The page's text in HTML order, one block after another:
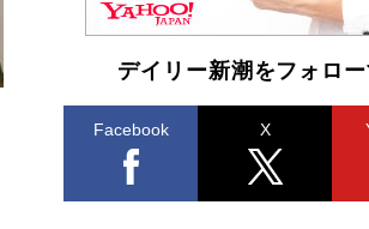
デイリー新潮をフォロ
Facebook X